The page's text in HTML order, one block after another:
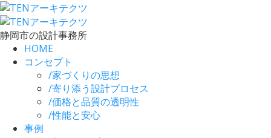
静岡市の設計事務所
HOME
コンセプト
/家づくりの思想
/寄り添う設計プロセス
/価格と品質の透明性
/性能と安心
事例